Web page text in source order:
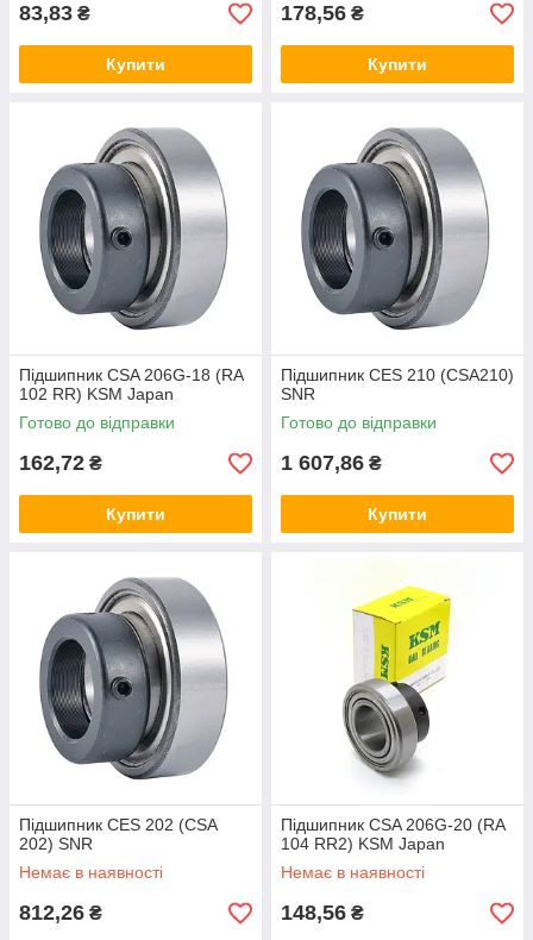
83,83 ₴
Купити
178,56 ₴
Купити
Підшипник CSA 206G-18 (RA
102 RR) KSM Japan
Готово до відправки
162,72 ₴
Купити
Підшипник CES 210 (CSA210)
SNR
Готово до відправки
1 607,86 ₴
Купити
Підшипник CES 202 (CSA
202) SNR
Немає в наявності
812,26 ₴
Підшипник CSA 206G-20 (RA
104 RR2) KSM Japan
Немає в наявності
148,56 ₴